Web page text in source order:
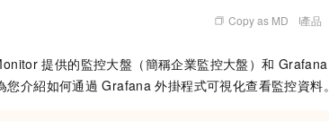
Copy as MD 產品
提供的監控大盤（簡稱企業監控大盤）和 Grafana
您介紹如何通過 Grafana 外掛程式可視化查看監控資料。